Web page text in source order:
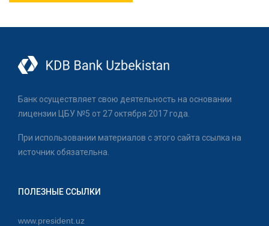
Банк осуществляет свою деятельность на основании
лицензии ЦБУ №5 от 27 октября 2017 года.
При использовании материалов с этого сайта ссылка на
источник обязательна.
ПОЛЕЗНЫЕ ССЫЛКИ
www.president.uz